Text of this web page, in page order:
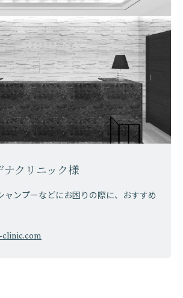
ナクリニック様
ャンプーなどにお困りの際に、おすすめ